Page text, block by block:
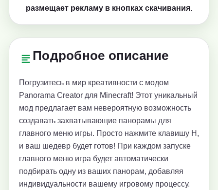
размещает рекламу в кнопках скачивания.
Подробное описание
Погрузитесь в мир креативности с модом
Panorama Creator для Minecraft! Этот уникальный
мод предлагает вам невероятную возможность
создавать захватывающие панорамы для
главного меню игры. Просто нажмите клавишу H,
и ваш шедевр будет готов! При каждом запуске
главного меню игра будет автоматически
подбирать одну из ваших панорам, добавляя
индивидуальности вашему игровому процессу.